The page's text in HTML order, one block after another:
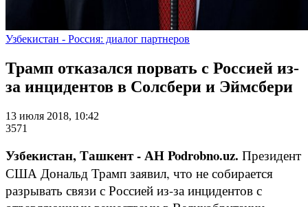
Узбекистан - Россия: диалог партнеров
Трамп отказался порвать с Россией из-
за инцидентов в Солсбери и Эймсбери
13 июля 2018, 10:42
3571
Узбекистан, Ташкент - АН Podrobno.uz. Президент
США Дональд Трамп заявил, что не собирается
разрывать связи с Россией из-за инцидентов с